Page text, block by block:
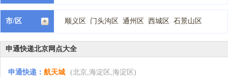
顺丰快递(1) 天天快递(218) 百世汇通快递(157)
申通快递(14) 圆通快递(107) EMS快递(1)
佳吉快递 (28)
景光物流 (4)
百世快运(26)
宁夏 安徽 山东 山西 广东 广西 新疆 江苏 江西
河北
河南 浙江 海南 湖北 湖南 甘肃 福建
市/区 顺义区 门头沟区 通州区 西城区
石景山区
海淀区 朝阳区 昌平区 房山区 怀柔区 延庆县
平谷区
申通快递北京网点大全
申通快递 ： 航天城
(北京,海淀区,海淀区)